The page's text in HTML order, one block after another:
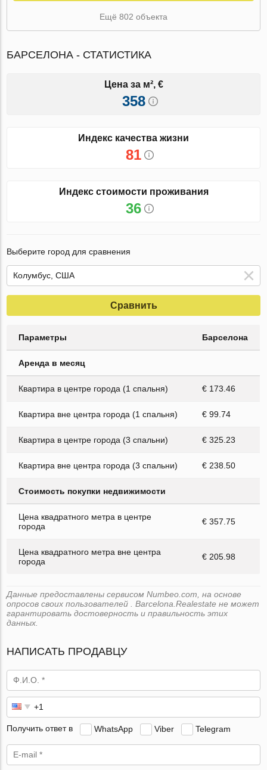
Ещё 802 объекта
БАРСЕЛОНА - СТАТИСТИКА
Цена за м², €
358
Индекс качества жизни
81
Индекс стоимости проживания
36
Выберите город для сравнения
Сравнить
Параметры Барселона
Аренда в месяц
Квартира в центре города (1 спальня) € 173.46
Квартира вне центра города (1 спальня) € 99.74
Квартира в центре города (3 спальни) € 325.23
Квартира вне центра города (3 спальни) € 238.50
Стоимость покупки недвижимости
Цена квадратного метра в центре
города
€ 357.75
Цена квадратного метра вне центра
города
€ 205.98
Данные предоставлены сервисом Numbeo.com, на основе
опросов своих пользователей . Barcelona.Realestate не может
гарантировать достоверность и правильность этих
данных.
НАПИСАТЬ ПРОДАВЦУ
Получить ответ в WhatsApp Viber Telegram